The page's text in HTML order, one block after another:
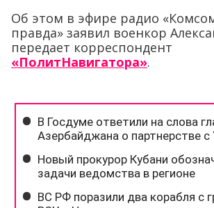
Об этом в эфире радио
правда» заявил военкор
передает корреспондент
«ПолитНавигатора».